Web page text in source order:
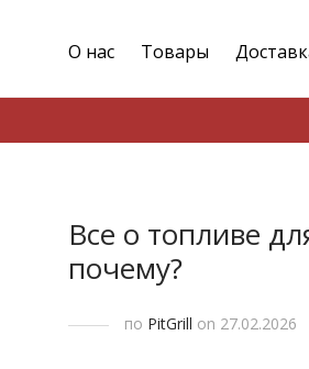
О нас Товары
Все о топливе
почему?
по PitGrill on 27.02.2026